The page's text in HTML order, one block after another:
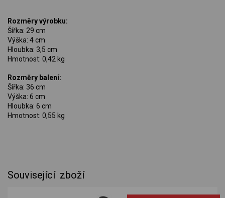
Rozměry výrobku:
Šířka: 29 cm
Výška: 4 cm
Hloubka: 3,5 cm
Hmotnost: 0,42 kg
Rozměry balení:
Šířka: 36 cm
Výška: 6 cm
Hloubka: 6 cm
Hmotnost: 0,55 kg
Související zboží